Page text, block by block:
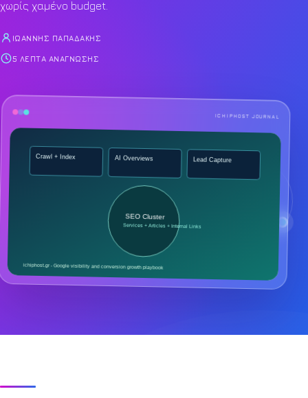
χωρίς χαμένο budget.
ΙΩΆΝΝΗΣ ΠΑΠΑΔΆΚΗΣ
5 ΛΕΠΤΆ ΑΝΆΓΝΩΣΗΣ
ICHIPHOST JOURNAL